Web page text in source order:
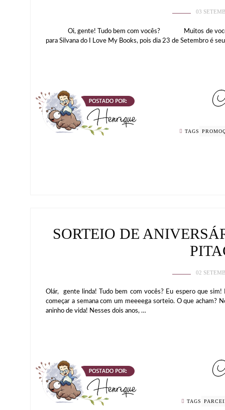
03
Oi, gente! Tudo bem com vocês? Muitos de vocês
para Silvana do I Love My Books, pois dia 23 de Setembro é
TAGS
SORTEIO DE
02
Olár, gente linda! Tudo bem com vocês? Eu espero que
começar a semana com um meeeega sorteio. O que
aninho de vida! Nesses dois anos, …
TAGS